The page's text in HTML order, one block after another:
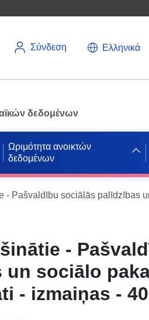
Σύνδεση Ελληνικά
δεδομένων
Ωριμότητα ανοικτών
δεδομένων
-
un sociālo
- izmaiņas -